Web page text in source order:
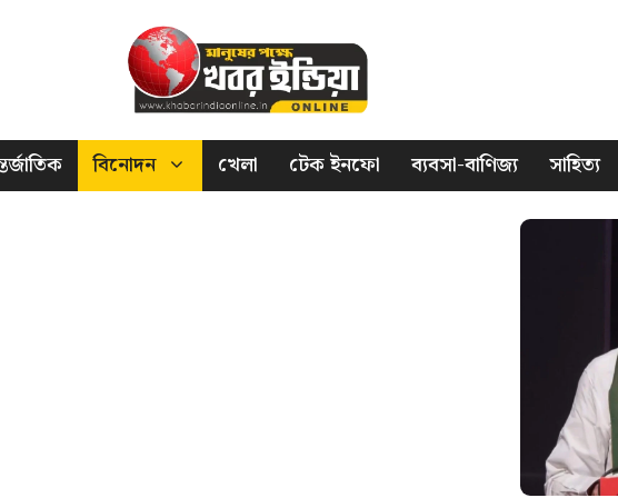
বিনোদন খেলা টেক ইনফো ব্যবসা-বাণিজ্য সাহিত্য